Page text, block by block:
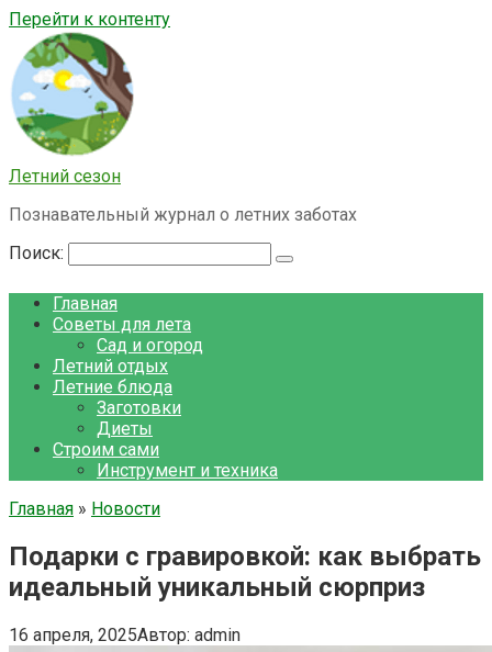
Перейти к контенту
Летний сезон
Познавательный журнал о летних заботах
Поиск:
Главная
Советы для лета
Сад и огород
Летний отдых
Летние блюда
Заготовки
Диеты
Строим сами
Инструмент и техника
Главная » Новости
Подарки с гравировкой: как выбрать
идеальный уникальный сюрприз
16 апреля, 2025Автор: admin